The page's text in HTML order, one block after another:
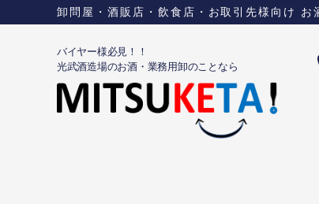
卸問屋・酒販店・飲食店・お取引先様向け
バイヤー様必見！！
光武酒造場のお酒・業務用卸のことなら